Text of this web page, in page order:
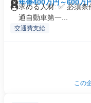
年俸400万円～600万
求める人材: ✅ 必須
通自動車第一...
交通費支給
この